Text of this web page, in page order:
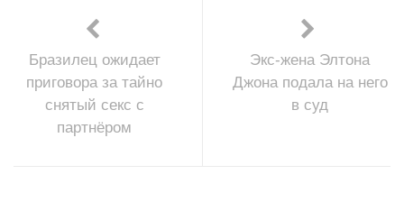
Бразилец ожидает
приговора за тайно
снятый секс с
партнёром
Экс-жена Элтона
Джона подала на него
в суд